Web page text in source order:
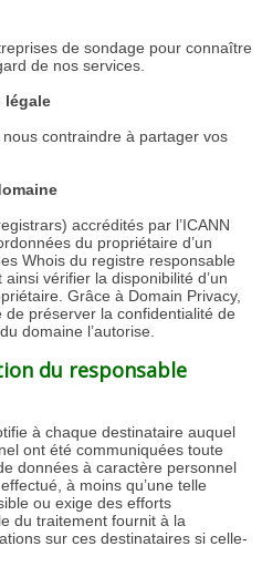
de sondage pour connaître
de nos services.
légale
contraindre à partager vos
accrédités par l’ICANN
du propriétaire d’un
Whois du registre responsable
vérifier la disponibilité d’un
Grâce à Domain Privacy,
préserver la confidentialité de
domaine l’autorise.
du responsable
à chaque destinataire auquel
ont été communiquées toute
données à caractère personnel
à moins qu’une telle
ou exige des efforts
du traitement fournit à la
sur ces destinataires si celle-